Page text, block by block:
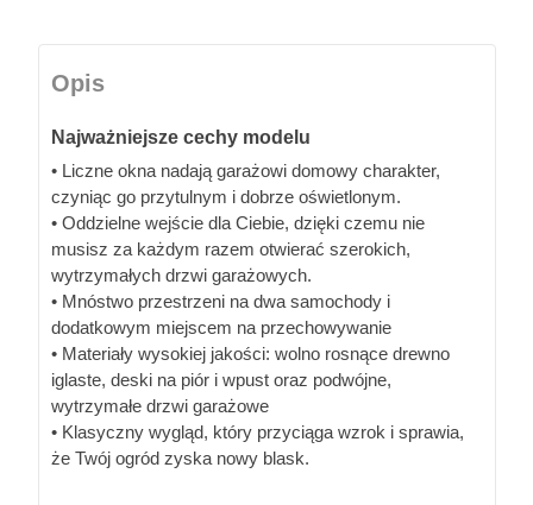
Opis
Najważniejsze cechy modelu
• Liczne okna nadają garażowi domowy charakter,
czyniąc go przytulnym i dobrze oświetlonym.
• Oddzielne wejście dla Ciebie, dzięki czemu nie
musisz za każdym razem otwierać szerokich,
wytrzymałych drzwi garażowych.
• Mnóstwo przestrzeni na dwa samochody i
dodatkowym miejscem na przechowywanie
• Materiały wysokiej jakości: wolno rosnące drewno
iglaste, deski na piór i wpust oraz podwójne,
wytrzymałe drzwi garażowe
• Klasyczny wygląd, który przyciąga wzrok i sprawia,
że Twój ogród zyska nowy blask.